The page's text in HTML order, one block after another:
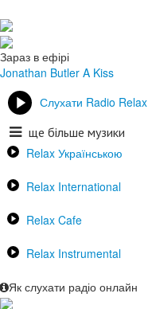
Зараз в ефірі
Jonathan Butler A Kiss
Слухати Radio Relax
ще більше музики
Relax Українською
Relax International
Relax Cafe
Relax Instrumental
Як слухати радіо онлайн